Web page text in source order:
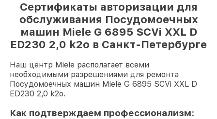
Сертификаты авторизации для
обслуживания Посудомоечных
машин Miele G 6895 SCVi XXL D
ED230 2,0 k2o в Санкт-Петербурге
Наш центр Miele располагает всеми
необходимыми разрешениями для ремонта
Посудомоечных машин Miele G 6895 SCVi XXL D
ED230 2,0 k2o.
Как подтверждаем профессионализм: